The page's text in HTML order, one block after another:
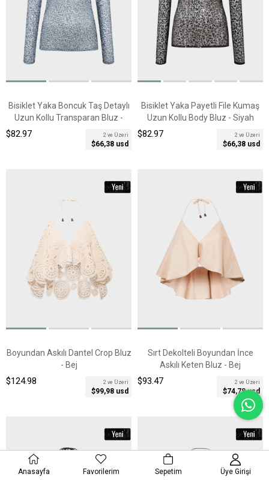
Bisiklet Yaka Boncuk Taş Detaylı
Uzun Kollu Transparan Bluz -
2 ve Üzeri
$66,38 usd
$82.97
Bisiklet Yaka Payetli File Kumaş
Uzun Kollu Body Bluz - Siyah
2 ve Üzeri
$66,38 usd
$82.97
Boyundan Askılı Dantel Crop Bluz
- Bej
2 ve Üzeri
$99,98 usd
$124.98
Sırt Dekolteli Boyundan İnce
Askılı Keten Bluz - Bej
2 ve Üzeri
$74,78 usd
$93.47
Anasayfa Favorilerim Sepetim Üye Girişi